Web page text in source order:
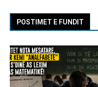
POSTIMET E FUNDIT